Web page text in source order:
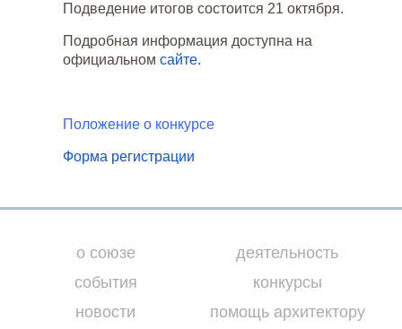
Подведение итогов состоится 21 октября.
Подробная информация доступна на
официальном сайте.
Положение о конкурсе
Форма регистрации
о союзе
события
новости
деятельность
конкурсы
помощь архитектору